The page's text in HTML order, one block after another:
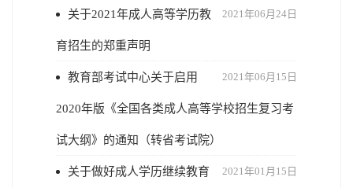
2021年06月24日
关于2021年成人高等学历教
育招生的郑重声明
2021年06月15日
教育部考试中心关于启用
2020年版《全国各类成人高等学校招生复习考
试大纲》的通知（转省考试院）
2021年01月15日
关于做好成人学历继续教育